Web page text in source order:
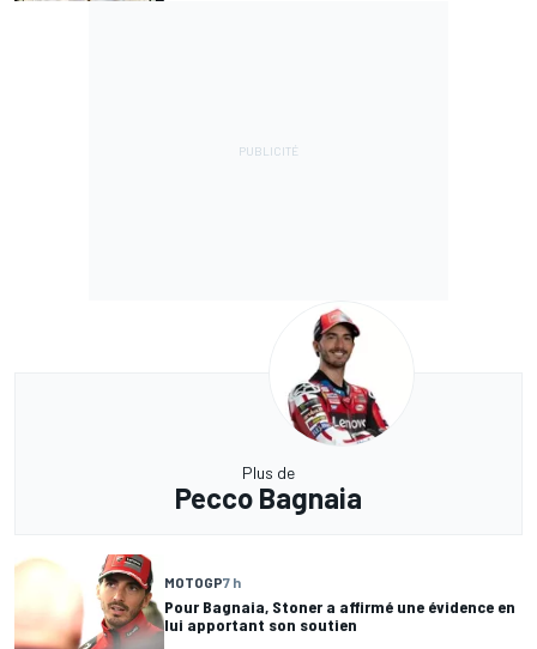
Plus de
Pecco Bagnaia
MOTOGP7 h
Pour Bagnaia, Stoner a affirmé une évidence en
lui apportant son soutien